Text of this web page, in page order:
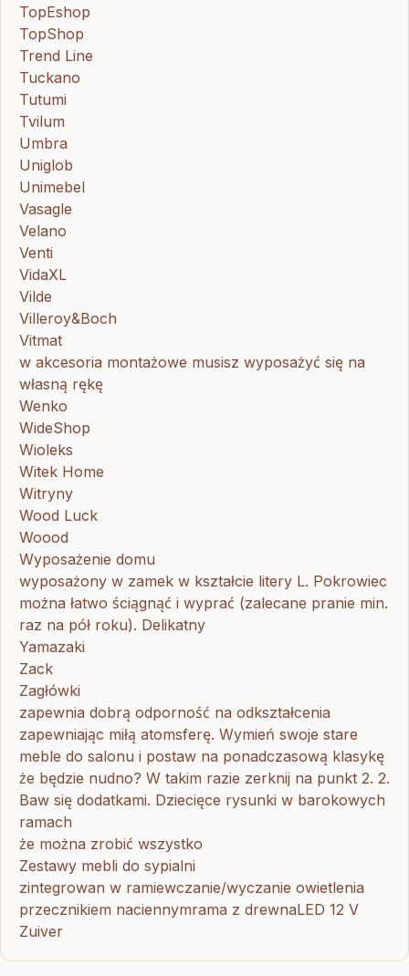
TopEshop
TopShop
Trend Line
Tuckano
Tutumi
Tvilum
Umbra
Uniglob
Unimebel
Vasagle
Velano
Venti
VidaXL
Vilde
Villeroy&Boch
Vitmat
w akcesoria montażowe musisz wyposażyć się na
własną rękę
Wenko
WideShop
Wioleks
Witek Home
Witryny
Wood Luck
Woood
Wyposażenie domu
wyposażony w zamek w kształcie litery L. Pokrowiec
można łatwo ściągnąć i wyprać (zalecane pranie min.
raz na pół roku). Delikatny
Yamazaki
Zack
Zagłówki
zapewnia dobrą odporność na odkształcenia
zapewniając miłą atomsferę. Wymień swoje stare
meble do salonu i postaw na ponadczasową klasykę
że będzie nudno? W takim razie zerknij na punkt 2. 2.
Baw się dodatkami. Dziecięce rysunki w barokowych
ramach
że można zrobić wszystko
Zestawy mebli do sypialni
zintegrowan w ramiewczanie/wyczanie owietlenia
przecznikiem naciennymrama z drewnaLED 12 V
Zuiver